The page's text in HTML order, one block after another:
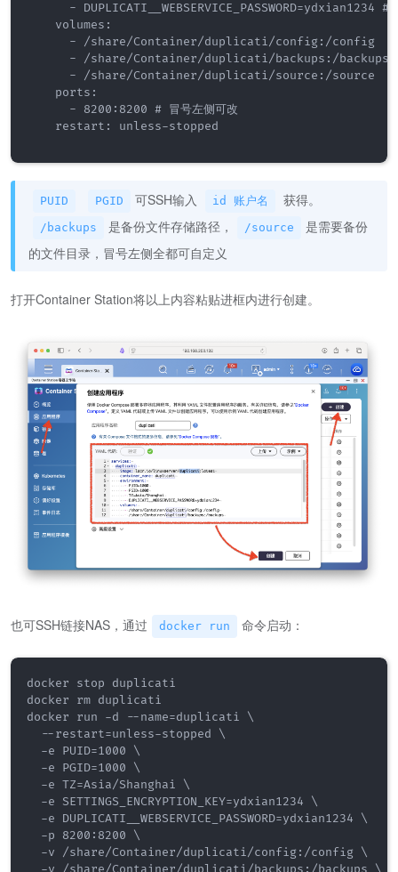
- DUPLICATI__WEBSERVICE_PASSWORD=ydxian1234 #
    volumes:
      - /share/Container/duplicati/config:/config
      - /share/Container/duplicati/backups:/backups
      - /share/Container/duplicati/source:/source
    ports:
      - 8200:8200 # 冒号左侧可改
    restart: unless-stopped
PUID PGID 可SSH输入 id 账户名 获得。
/backups 是备份文件存储路径， /source
是需要备份
的文件目录，冒号左侧全都可自定义
打开Container Station将以上内容粘贴进框内进行创建。
也可SSH链接NAS，通过 docker run 命令启动：
docker stop duplicati
docker rm duplicati
docker run -d --name=duplicati \
  --restart=unless-stopped \
  -e PUID=1000 \
  -e PGID=1000 \
  -e TZ=Asia/Shanghai \
  -e SETTINGS_ENCRYPTION_KEY=ydxian1234 \
  -e DUPLICATI__WEBSERVICE_PASSWORD=ydxian1234 \
  -p 8200:8200 \
  -v /share/Container/duplicati/config:/config \